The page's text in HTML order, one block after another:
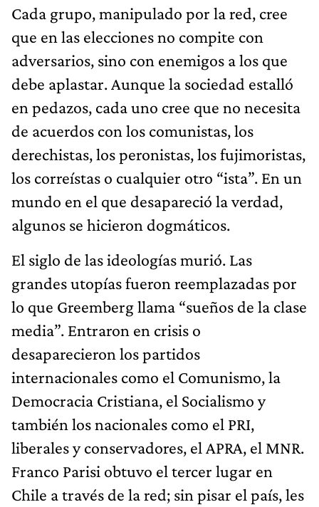
Cada grupo, manipulado por la red, cree
que en las elecciones no compite con
adversarios, sino con enemigos a los que
debe aplastar. Aunque la sociedad estalló
en pedazos, cada uno cree que no necesita
de acuerdos con los comunistas, los
derechistas, los peronistas, los fujimoristas,
los correístas o cualquier otro “ista”. En un
mundo en el que desapareció la verdad,
algunos se hicieron dogmáticos.
El siglo de las ideologías murió. Las
grandes utopías fueron reemplazadas por
lo que Greemberg llama “sueños de la clase
media”. Entraron en crisis o
desaparecieron los partidos
internacionales como el Comunismo, la
Democracia Cristiana, el Socialismo y
también los nacionales como el PRI,
liberales y conservadores, el APRA, el MNR.
Franco Parisi obtuvo el tercer lugar en
Chile a través de la red; sin pisar el país, les